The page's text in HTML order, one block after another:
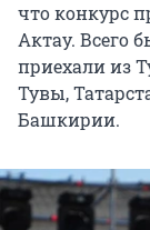
что конкурс
Актау. Всего
приехали из
Тувы,
Башкирии.